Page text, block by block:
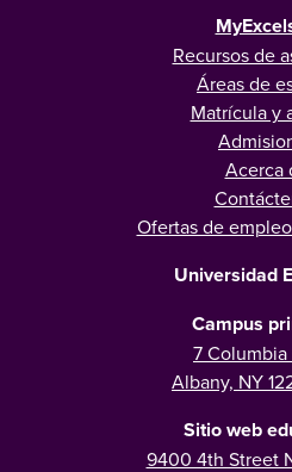
Recursos de
Áreas de
Matrícula y
Acerca
Ofertas de
Universidad
Campus
7
Albany, NY
Sitio web
9400 4th Street